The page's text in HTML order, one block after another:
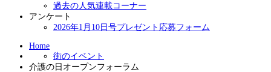
過去の人気連載コーナー
アンケート
2026年1月10日号プレゼント応募フォーム
Home
街のイベント
介護の日オープンフォーラム